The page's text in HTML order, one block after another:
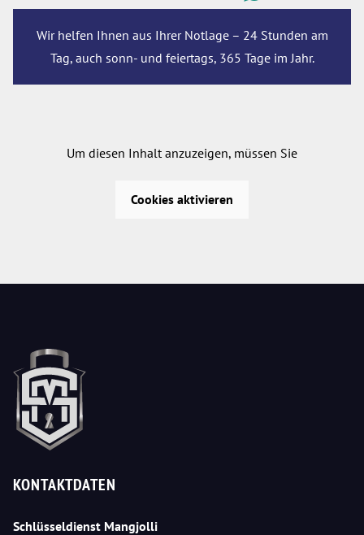
Wir helfen Ihnen aus Ihrer Notlage – 24 Stunden am
Tag, auch sonn- und feiertags, 365 Tage im Jahr.
Um diesen Inhalt anzuzeigen, müssen Sie
Cookies aktivieren
KONTAKTDATEN
Schlüsseldienst Mangjolli